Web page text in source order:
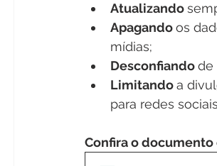
Atualizando
Apagando os
mídias;
Desconfiando de
Limitando a
para redes
Confira o